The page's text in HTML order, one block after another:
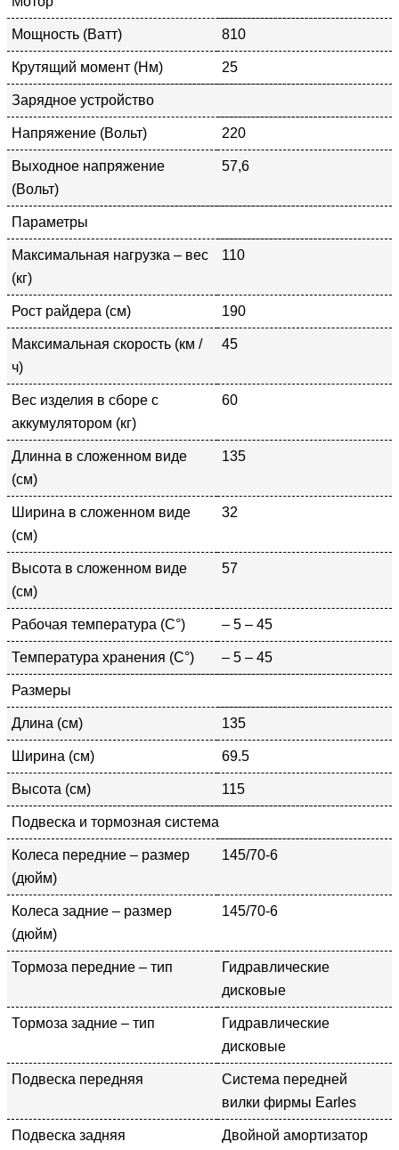
Мощность (Ватт) 810
Крутящий момент (Нм) 25
Зарядное устройство
Напряжение (Вольт) 220
Выходное напряжение
(Вольт)
57,6
Параметры
Максимальная нагрузка – вес
(кг)
110
Рост райдера (см) 190
Максимальная скорость (км /
ч)
45
Вес изделия в сборе с
аккумулятором (кг)
60
Длинна в сложенном виде
(см)
135
Ширина в сложенном виде
(см)
32
Высота в сложенном виде
(см)
57
Рабочая температура (С°) – 5 – 45
Температура хранения (С°) – 5 – 45
Размеры
Длина (см) 135
Ширина (см) 69.5
Высота (см) 115
Подвеска и тормозная система
Колеса передние – размер
(дюйм)
145/70-6
Колеса задние – размер
(дюйм)
145/70-6
Тормоза передние – тип
Гидравлические
дисковые
Тормоза задние – тип
Гидравлические
дисковые
Подвеска передняя
Система передней
вилки фирмы Earles
Подвеска задняя Двойной амортизатор